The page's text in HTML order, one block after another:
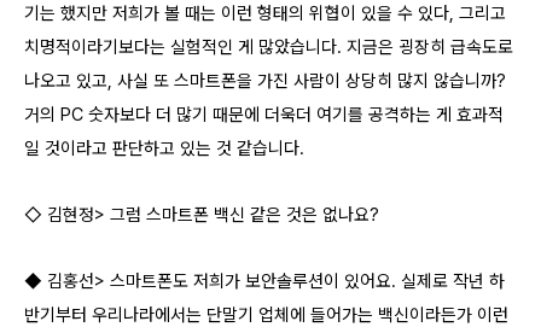
기는 했지만 저희가 볼 때는 이런 형태의 위협이 있을 수 있다, 그리고
치명적이라기보다는 실험적인 게 많았습니다. 지금은 굉장히 급속도로
나오고 있고, 사실 또 스마트폰을 가진 사람이 상당히 많지 않습니까?
거의 PC 숫자보다 더 많기 때문에 더욱더 여기를 공격하는 게 효과적
일 것이라고 판단하고 있는 것 같습니다.
◇ 김현정> 그럼 스마트폰 백신 같은 것은 없나요?
◆ 김홍선> 스마트폰도 저희가 보안솔루션이 있어요. 실제로 작년 하
반기부터 우리나라에서는 단말기 업체에 들어가는 백신이라든가 이런